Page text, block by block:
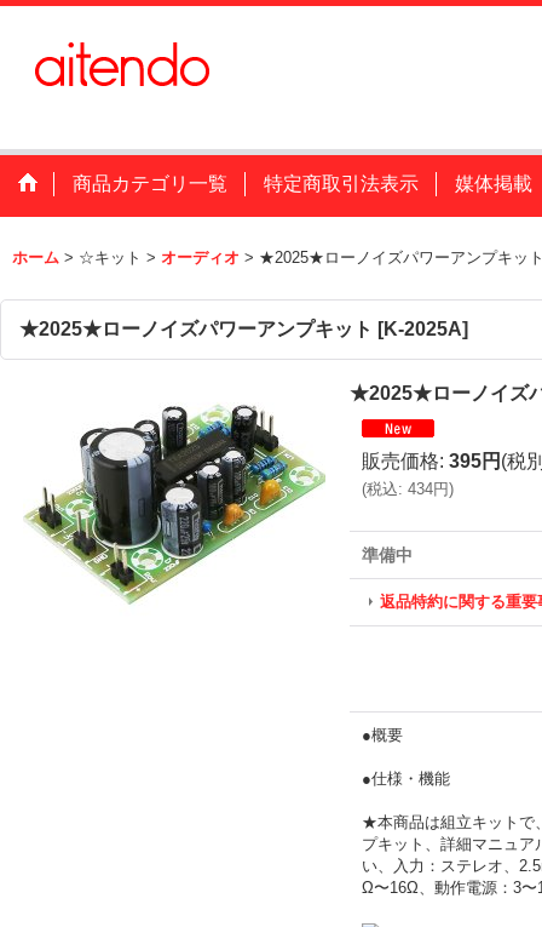
商品カテゴリ一覧 特定商取引法表示 媒体掲載
ホーム > ☆キット > オーディオ > ★2025★ローノイズパワーアンプキッ
★2025★ローノイズパワーアンプキット [K-2025A]
★2025★ローノイズ
販売価格: 395円 (税
(税込: 434円)
準備中
返品特約に関する重要
●概要
●仕様・機能
★本商品は組立キットで
プキット、詳細マニュ
い、入力：ステレオ、
Ω〜16Ω、動作電源：3〜